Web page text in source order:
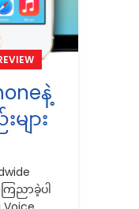
နဲ့
ျား
ေညာခဲ့ပါ